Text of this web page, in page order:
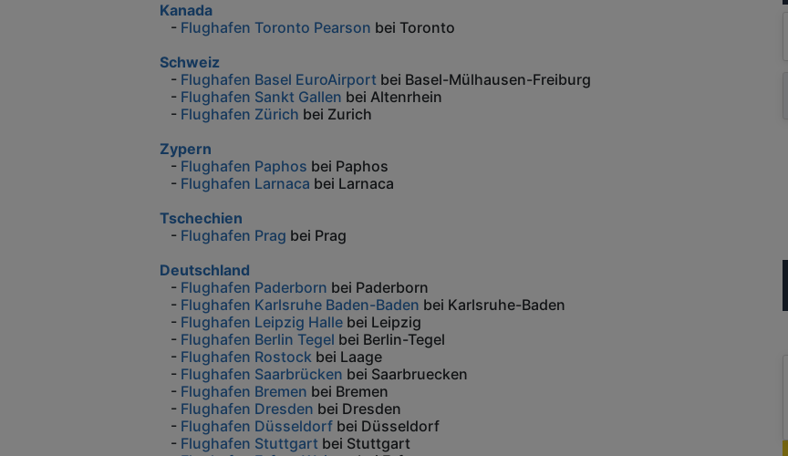
Kanada
- Flughafen Toronto Pearson bei Toronto
Schweiz
- Flughafen Basel EuroAirport bei Basel-Mülhausen-Freiburg
- Flughafen Sankt Gallen bei Altenrhein
- Flughafen Zürich bei Zurich
Zypern
- Flughafen Paphos bei Paphos
- Flughafen Larnaca bei Larnaca
Tschechien
- Flughafen Prag bei Prag
Deutschland
- Flughafen Paderborn bei Paderborn
- Flughafen Karlsruhe Baden-Baden bei Karlsruhe-Baden
- Flughafen Leipzig Halle bei Leipzig
- Flughafen Berlin Tegel bei Berlin-Tegel
- Flughafen Rostock bei Laage
- Flughafen Saarbrücken bei Saarbruecken
- Flughafen Bremen bei Bremen
- Flughafen Dresden bei Dresden
- Flughafen Düsseldorf bei Düsseldorf
- Flughafen Stuttgart bei Stuttgart